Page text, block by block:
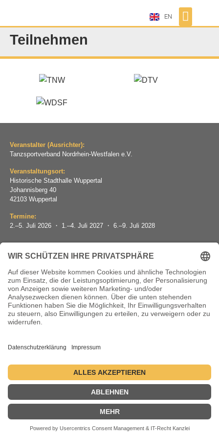
EN
Teilnehmen
Veranstalter (Ausrichter):
Tanzsportverband Nordrhein-Westfalen e.V.
Veranstaltungsort:
Historische Stadthalle Wuppertal
Johannisberg 40
42103 Wuppertal
Termine:
2.–5. Juli 2026 ・ 1.–4. Juli 2027 ・ 6.–9. Juli 2028
© 2004-2026 - danceComp
Kontakt Datenschutzerklärung